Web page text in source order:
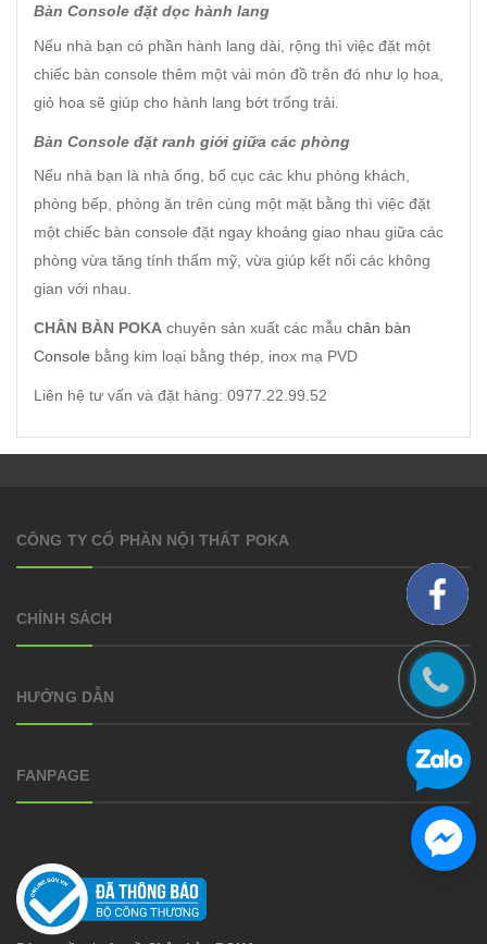
Bàn Console đặt dọc hành lang
Nếu nhà bạn có phần hành lang dài, rộng thì việc đặt một
chiếc bàn console thêm một vài món đồ trên đó như lọ hoa,
giỏ hoa sẽ giúp cho hành lang bớt trống trải.
Bàn Console đặt ranh giới giữa các phòng
Nếu nhà bạn là nhà ống, bố cục các khu phòng khách,
phòng bếp, phòng ăn trên cùng một mặt bằng thì việc đặt
một chiếc bàn console đặt ngay khoảng giao nhau giữa các
phòng vừa tăng tính thẩm mỹ, vừa giúp kết nối các không
gian với nhau.
CHÂN BÀN POKA chuyên sản xuất các mẫu chân bàn
Console bằng kim loại bằng thép, inox mạ PVD
Liên hệ tư vấn và đặt hàng: 0977.22.99.52
CÔNG TY CỔ PHẦN NỘI THẤT POKA
CHÍNH SÁCH
HƯỚNG DẪN
FANPAGE